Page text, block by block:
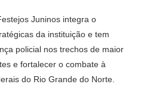
Juninos integra o
da instituição e tem
policial nos trechos de maior
e fortalecer o combate à
do Rio Grande do Norte.